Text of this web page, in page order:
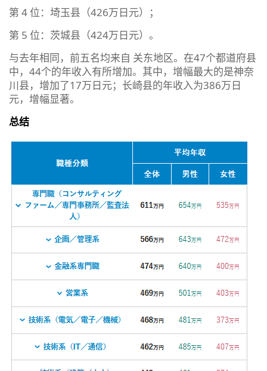
第 4 位：埼玉县（426万日元）；
第 5 位：茨城县（424万日元）。
与去年相同，前五名均来自 关东地区。在47个都道府县
中，44个的年收入有所增加。其中，增幅最大的是神奈
川县，增加了17万日元；长崎县的年收入为386万日
元，增幅显著。
总结